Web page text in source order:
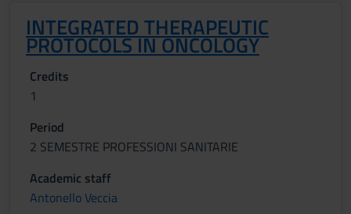
INTEGRATED THERAPEUTIC
PROTOCOLS IN ONCOLOGY
Credits
1
Period
2 SEMESTRE PROFESSIONI SANITARIE
Academic staff
Antonello Veccia